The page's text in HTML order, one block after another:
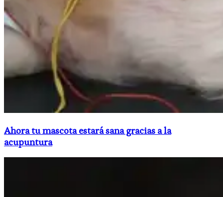
Ahora tu mascota estará sana gracias a la
acupuntura